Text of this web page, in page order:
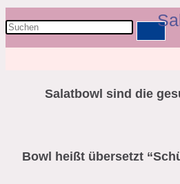
Suche
umschalten
Diese
Website
Salatbowl sind die
Bowl heißt übersetzt